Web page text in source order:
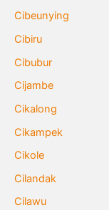
Cibeunying
Cibiru
Cibubur
Cijambe
Cikalong
Cikampek
Cikole
Cilandak
Cilawu